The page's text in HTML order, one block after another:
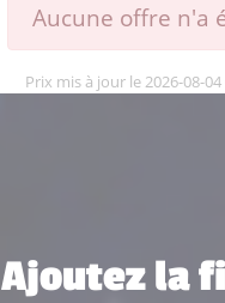
Aucune offre n'a
Prix mis à jour le 2026-08-04
Ajoutez la